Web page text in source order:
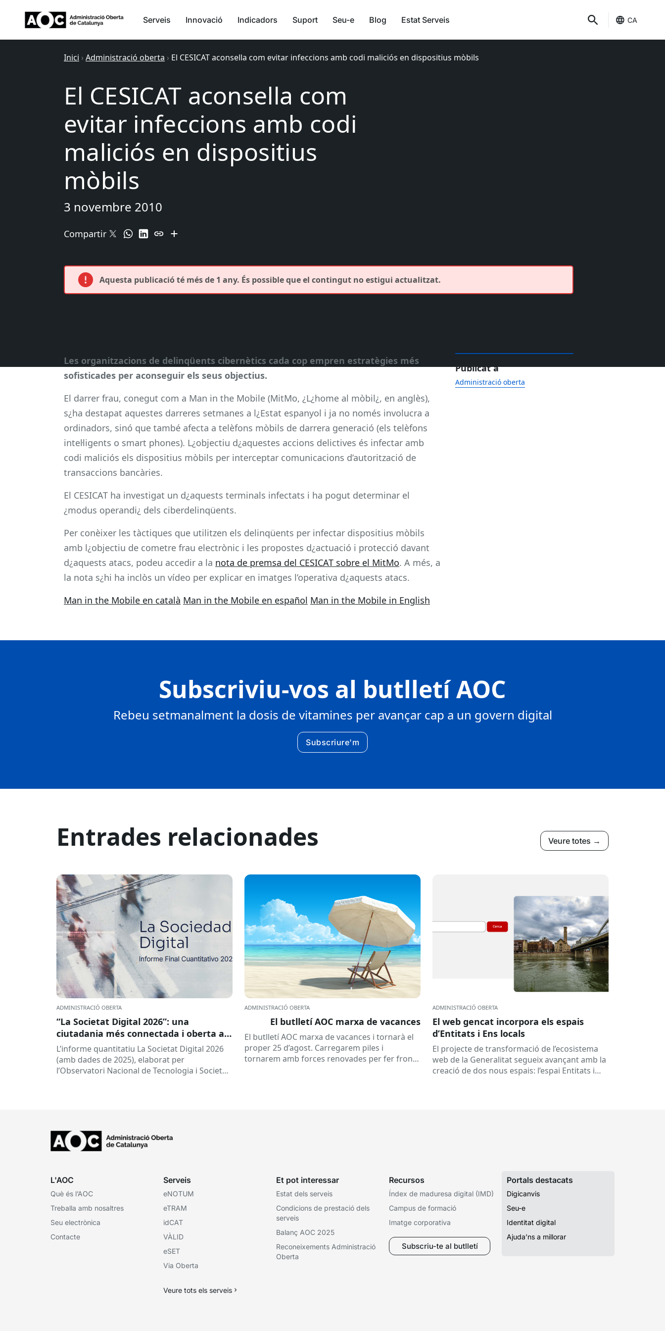
Serveis Innovació Indicadors Suport Seu-e Blog Estat Serveis CA
Inici › Administració oberta › El CESICAT aconsella com evitar infeccions amb codi maliciós en dispositius mòbils
El CESICAT aconsella com
evitar infeccions amb codi
maliciós en dispositius
mòbils
3 novembre 2010
Compartir
Aquesta publicació té més de 1 any. És possible que el contingut no estigui actualitzat.
Les organitzacions de delinqüents cibernètics cada cop empren estratègies més
sofisticades per aconseguir els seus objectius.
El darrer frau, conegut com a Man in the Mobile (MitMo, ¿L¿home al mòbil¿, en anglès),
s¿ha destapat aquestes darreres setmanes a l¿Estat espanyol i ja no només involucra a
ordinadors, sinó que també afecta a telèfons mòbils de darrera generació (els telèfons
intel·ligents o smart phones). L¿objectiu d¿aquestes accions delictives és infectar amb
codi maliciós els dispositius mòbils per interceptar comunicacions d’autorització de
transaccions bancàries.
El CESICAT ha investigat un d¿aquests terminals infectats i ha pogut determinar el
¿modus operandi¿ dels ciberdelinqüents.
Per conèixer les tàctiques que utilitzen els delinqüents per infectar dispositius mòbils
amb l¿objectiu de cometre frau electrònic i les propostes d¿actuació i protecció davant
d¿aquests atacs, podeu accedir a la nota de premsa del CESICAT sobre el MitMo. A més, a
la nota s¿hi ha inclòs un vídeo per explicar en imatges l’operativa d¿aquests atacs.
Man in the Mobile en català Man in the Mobile en español Man in the Mobile in English
Publicat a
Administració oberta
Subscriviu-vos al butlletí AOC
Rebeu setmanalment la dosis de vitamines per avançar cap a un govern digital
Subscriure'm
Entrades relacionades Veure totes →
ADMINISTRACIÓ OBERTA
“La Societat Digital 2026”: una
ciutadania més connectada i oberta a
la intel·ligència artificial
L’informe quantitatiu La Societat Digital 2026
(amb dades de 2025), elaborat per
l’Observatori Nacional de Tecnologia i Societat
ADMINISTRACIÓ OBERTA
El butlletí AOC marxa de vacances
El butlletí AOC marxa de vacances i tornarà el
proper 25 d’agost. Carregarem piles i
tornarem amb forces renovades per fer front
ADMINISTRACIÓ OBERTA
El web gencat incorpora els espais
d’Entitats i Ens locals
El projecte de transformació de l’ecosistema
web de la Generalitat segueix avançant amb la
creació de dos nous espais: l’espai Entitats i
L'AOC
Què és l’AOC
Treballa amb nosaltres
Seu electrònica
Contacte
Serveis
eNOTUM
eTRAM
idCAT
VÀLID
eSET
Via Oberta
Veure tots els serveis
Et pot interessar
Estat dels serveis
Condicions de prestació dels
serveis
Balanç AOC 2025
Reconeixements Administració
Oberta
Recursos
Índex de maduresa digital (IMD)
Campus de formació
Imatge corporativa
Subscriu-te al butlletí
Portals destacats
Digicanvis
Seu-e
Identitat digital
Ajuda’ns a millorar